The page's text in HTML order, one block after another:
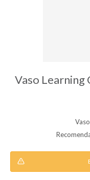
Vaso Learning
Paseo y seguridad